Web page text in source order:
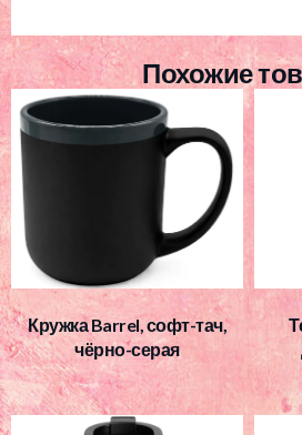
Похожие
Кружка Barrel, софт-тач,
чёрно-серая